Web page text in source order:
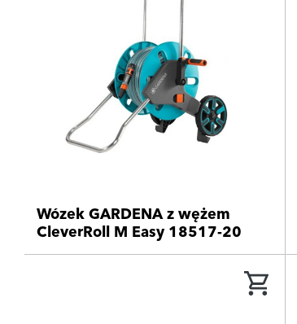
Wózek GARDENA z wężem
CleverRoll M Easy 18517-20